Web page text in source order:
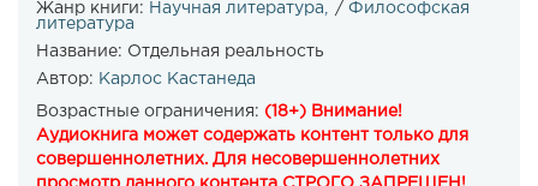
Жанр книги: Научная литература / Философская
литература
Название: Отдельная реальность
Автор: Карлос Кастанеда
Возрастные ограничения: (18+) Внимание!
Аудиокнига может содержать контент только для
совершеннолетних. Для несовершеннолетних